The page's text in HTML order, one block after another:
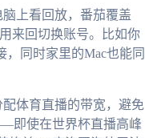
上看回放，番茄覆盖
来回切换账号。比如你
同时家里的Mac也能同
体育直播的带宽，避免
即使在世界杯直播高峰